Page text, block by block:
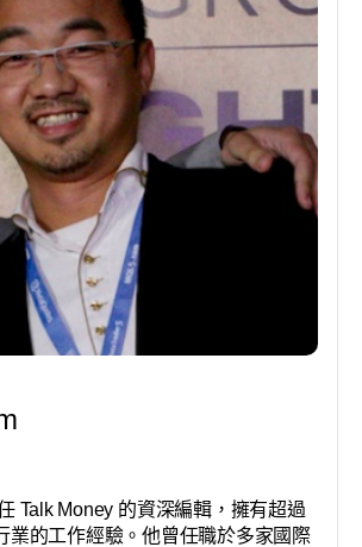
Talk Money 的資深編輯，擁有超過
業的工作經驗。他曾任職於多家國際